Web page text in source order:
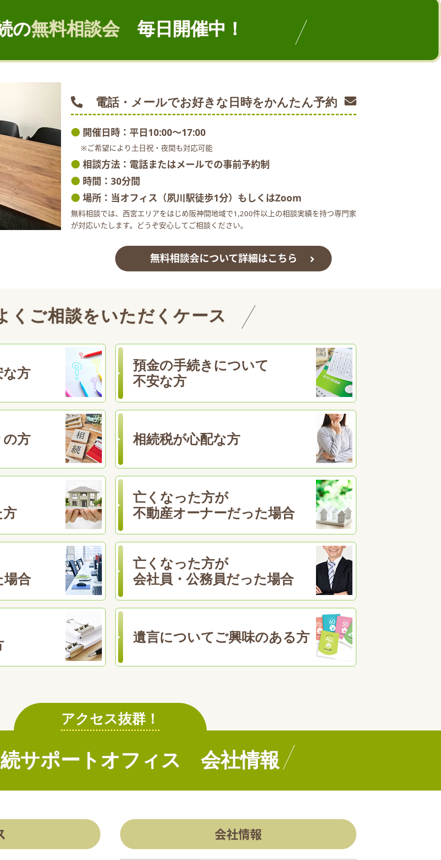
の無料相談会毎日開催中！
電話・メールでお好きな日時をかんたん予約
● 開催日時：平日10:00～17:00
※ご希望により土日祝・夜間も対応可能
● 相談方法：電話またはメールでの事前予約制
● 時間：30分間
● 場所：当オフィス（夙川駅徒歩1分） もしくはZoom
無料相談では、西宮エリアをはじめ阪神間地域で1,200件以上の相談実績を持つ専門家
が対応いたします。どうぞ安心してご相談ください。
無料相談会について詳細はこちら
くご相談をいただくケース
な方
預金の手続きについて
不安な方
の方 相続税が心配な方
方
亡くなった方が
不動産オーナーだった場合
場合
亡くなった方が
会社員・公務員だった場合
遺言についてご興味のある方
アクセス抜群！
サポートオフィス 会社情報
会社情報